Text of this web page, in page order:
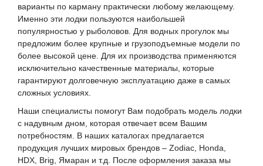
варианты по карману практически любому желающему.
Именно эти лодки пользуются наибольшей
популярностью у рыболовов. Для водных прогулок мы
предложим более крупные и грузоподъемные модели по
более высокой цене. Для их производства применяются
исключительно качественные материалы, которые
гарантируют долговечную эксплуатацию даже в самых
сложных условиях.
Наши специалисты помогут Вам подобрать модель лодки
с надувным дном, которая отвечает всем Вашим
потребностям. В наших каталогах предлагается
продукция лучших мировых брендов – Zodiac, Honda,
HDX, Brig, Ямаран и т.д. После оформления заказа мы